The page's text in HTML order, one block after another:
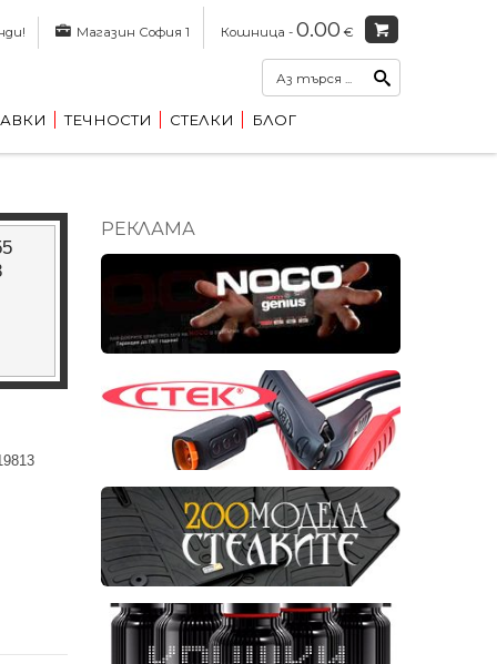
Магазин София 1 Кошница - 0.00 €
ТЕЧНОСТИ СТЕЛКИ БЛОГ
РЕКЛАМА